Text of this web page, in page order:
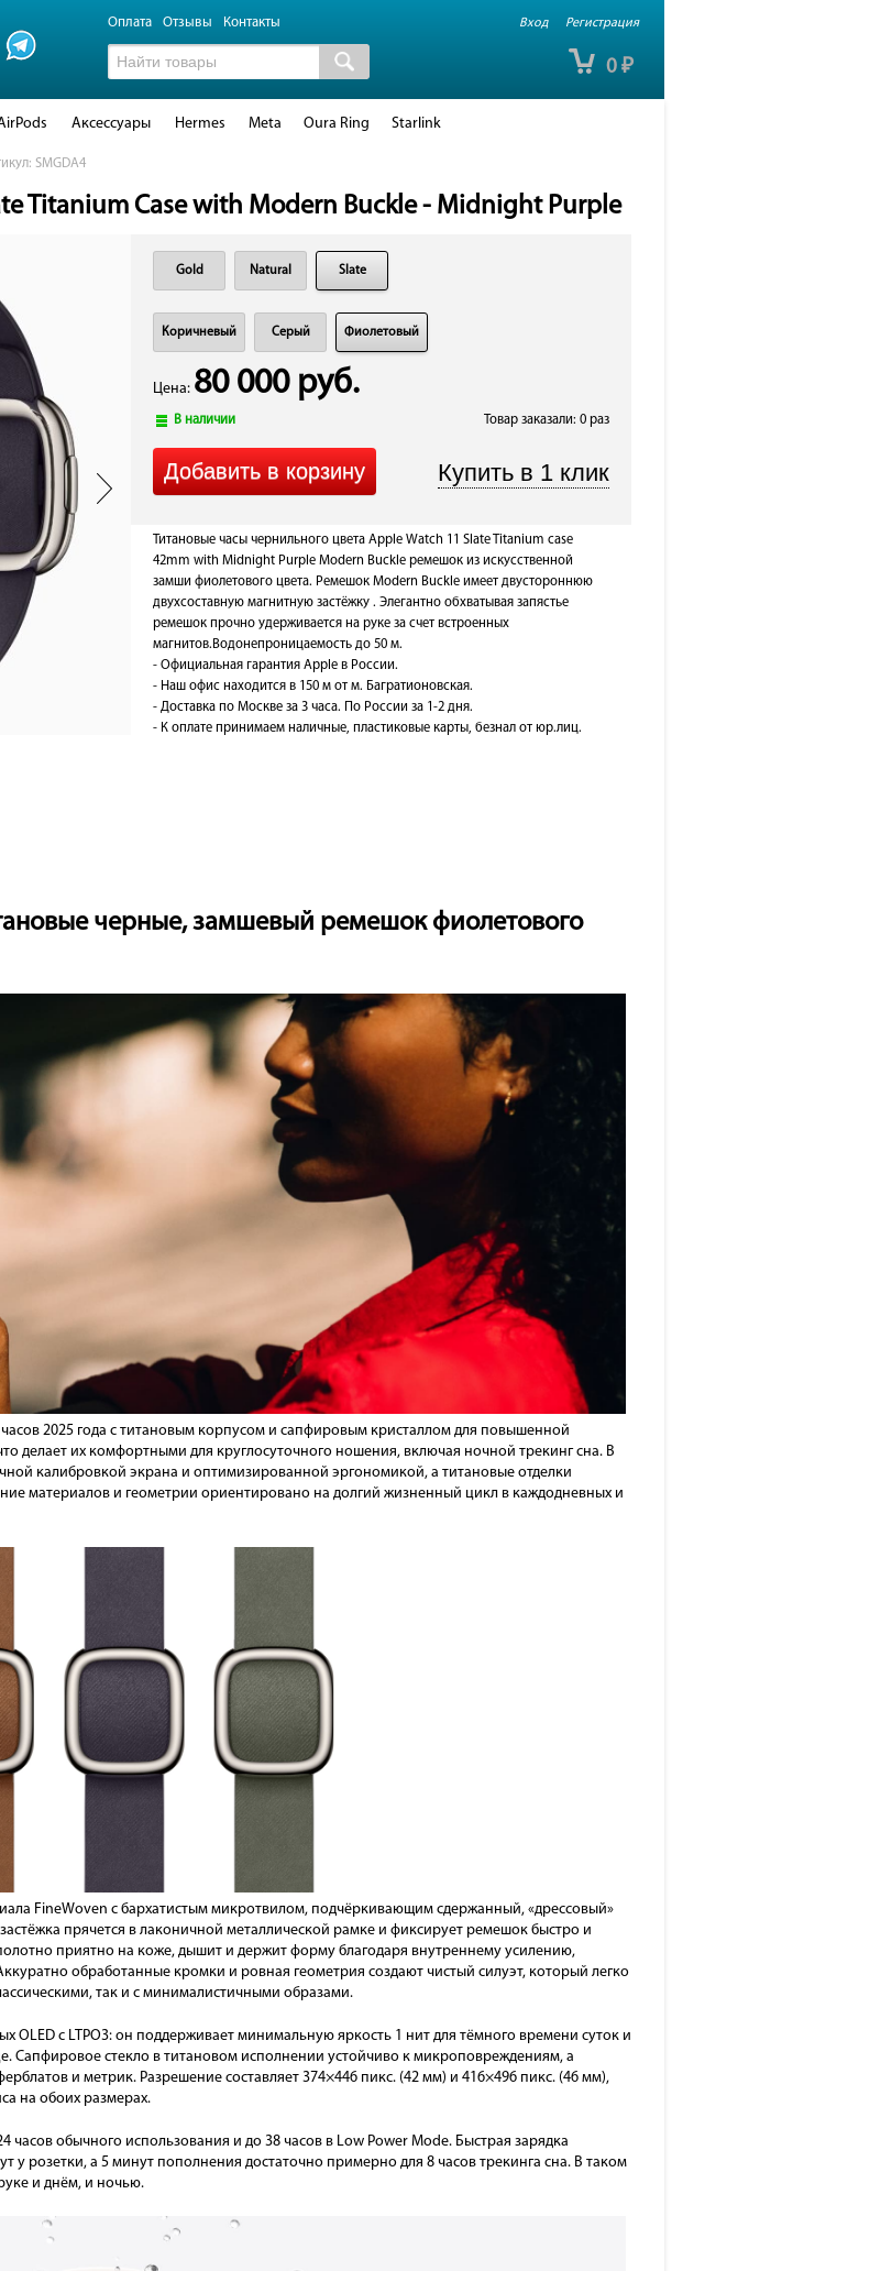
Вход Регистрация
Оплата Отзывы Контакты
0 ₽
Аксессуары Hermes Meta Oura Ring Starlink
SMGDA4
Titanium Case with Modern Buckle - Midnight Purple
Gold Natural Slate
Коричневый Серый Фиолетовый
Цена: 80 000 руб.
В наличии Товар заказали: 0 раз
Титановые часы чернильного цвета Apple Watch 11 Slate Titanium case
42mm with Midnight Purple Modern Buckle ремешок из искусственной
замши фиолетового цвета. Ремешок Modern Buckle имеет двустороннюю
двухсоставную магнитную застёжку . Элегантно обхватывая запястье
ремешок прочно удерживается на руке за счет встроенных
магнитов.Водонепроницаемость до 50 м.
- Официальная гарантия Apple в России.
- Наш офис находится в 150 м от м. Багратионовская.
- Доставка по Москве за 3 часа. По России за 1-2 дня.
- К оплате принимаем наличные, пластиковые карты, безнал от юр.лиц.
черные, замшевый ремешок фиолетового
2025 года с титановым корпусом и сапфировым кристаллом для повышенной
делает их комфортными для круглосуточного ношения, включая ночной трекинг сна. В
калибровкой экрана и оптимизированной эргономикой, а титановые отделки
материалов и геометрии ориентировано на долгий жизненный цикл в каждодневных и
FineWoven с бархатистым микротвилом, подчёркивающим сдержанный, «дрессовый»
прячется в лаконичной металлической рамке и фиксирует ремешок быстро и
приятно на коже, дышит и держит форму благодаря внутреннему усилению,
обработанные кромки и ровная геометрия создают чистый силуэт, который легко
так и с минималистичными образами.
OLED с LTPO3: он поддерживает минимальную яркость 1 нит для тёмного времени суток и
Сапфировое стекло в титановом исполнении устойчиво к микроповреждениям, а
и метрик. Разрешение составляет 374×446 пикс. (42 мм) и 416×496 пикс. (46 мм),
на обоих размерах.
обычного использования и до 38 часов в Low Power Mode. Быстрая зарядка
у розетки, а 5 минут пополнения достаточно примерно для 8 часов трекинга сна. В таком
и днём, и ночью.